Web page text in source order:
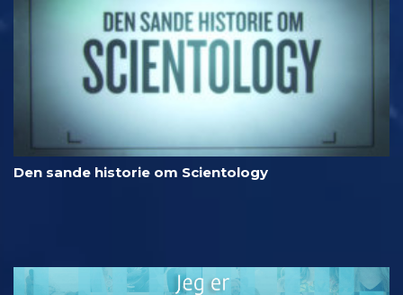
Den sande historie om Scientology